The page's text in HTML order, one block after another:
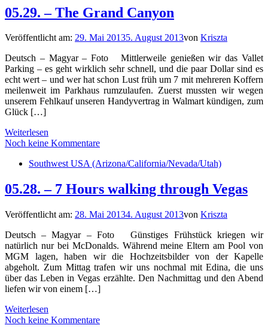
05.29. – The Grand Canyon
Veröffentlicht am: 29. Mai 20135. August 2013von Kriszta
Deutsch – Magyar – Foto Mittlerweile genießen wir das Vallet
Parking – es geht wirklich sehr schnell, und die paar Dollar sind es
echt wert – und wer hat schon Lust früh um 7 mit mehreren Koffern
meilenweit im Parkhaus rumzulaufen. Zuerst mussten wir wegen
unserem Fehlkauf unseren Handyvertrag in Walmart kündigen, zum
Glück […]
Weiterlesen
Noch keine Kommentare
Southwest USA (Arizona/California/Nevada/Utah)
05.28. – 7 Hours walking through Vegas
Veröffentlicht am: 28. Mai 20134. August 2013von Kriszta
Deutsch – Magyar – Foto Günstiges Frühstück kriegen wir
natürlich nur bei McDonalds. Während meine Eltern am Pool von
MGM lagen, haben wir die Hochzeitsbilder von der Kapelle
abgeholt. Zum Mittag trafen wir uns nochmal mit Edina, die uns
über das Leben in Vegas erzählte. Den Nachmittag und den Abend
liefen wir von einem […]
Weiterlesen
Noch keine Kommentare